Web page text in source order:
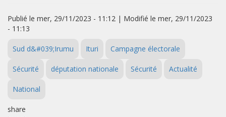
Publié le mer, 29/11/2023 - 11:12 | Modifié le mer, 29/11/2023
- 11:13
Sud d&#039;Irumu Ituri Campagne électorale
Sécurité députation nationale Sécurité Actualité
National
share